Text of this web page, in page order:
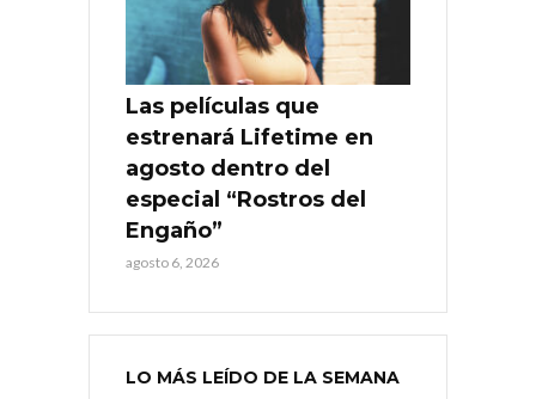
Las películas que
estrenará Lifetime en
agosto dentro del
especial “Rostros del
Engaño”
agosto 6, 2026
LO MÁS LEÍDO DE LA SEMANA